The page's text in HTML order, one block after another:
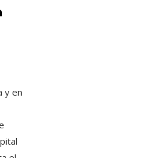
y en